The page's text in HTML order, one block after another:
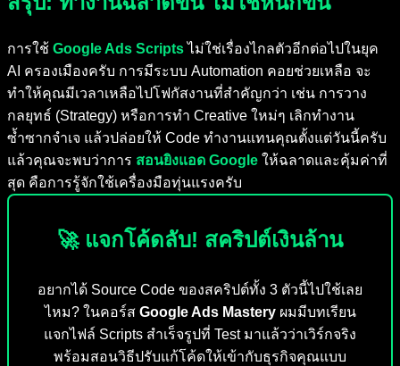
การใช้ Google Ads Scriptsไม่ใช่เรื่องไกลตัวอีกต่อไปในยุค
AI ครองเมืองครับ การมีระบบ Automation คอยช่วยเหลือ จะ
ทำให้คุณมีเวลาเหลือไปโฟกัสงานที่สำคัญกว่า เช่น การวาง
กลยุทธ์ (Strategy) หรือการทำ Creative ใหม่ๆ เลิกทำงาน
ซ้ำซากจำเจ แล้วปล่อยให้ Code ทำงานแทนคุณตั้งแต่วันนี้ครับ
แล้วคุณจะพบว่าการ สอนยิงแอด Google ให้ฉลาดและคุ้มค่าที่
สุด คือการรู้จักใช้เครื่องมือทุ่นแรงครับ
🚀 แจกโค้ดลับ! สคริปต์เงินล้าน
อยากได้ Source Code ของสคริปต์ทั้ง 3 ตัวนี้ไปใช้เลย
ไหม? ในคอร์ส Google Ads Masteryผมมีบทเรียน
แจกไฟล์ Scripts สำเร็จรูปที่ Test มาแล้วว่าเวิร์กจริง
พร้อมสอนวิธีปรับแก้โค้ดให้เข้ากับธุรกิจคุณแบบ